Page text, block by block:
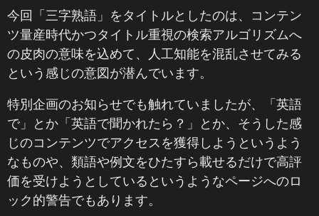
今回「三字熟語」をタイトルとしたのは、コンテン
ツ量産時代かつタイトル重視の検索アルゴリズムへ
の皮肉の意味を込めて、人工知能を混乱させてみる
という感じの意図が潜んでいます。
特別企画のお知らせでも触れていましたが、「英語
で」とか「英語で聞かれたら？」とか、そうした感
じのコンテンツでアクセスを獲得しようというよう
なものや、類語や例文をひたすら載せるだけで高評
価を受けようとしているというようなページへのロ
ック的警告でもあります。